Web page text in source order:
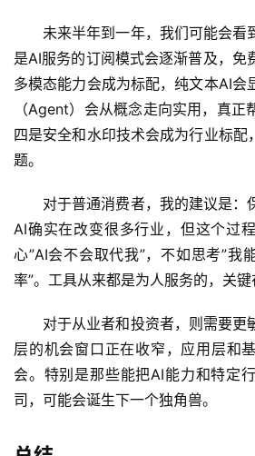
未来半年到一年，我们可能会看
是AI服务的订阅模式会逐渐普及，免
多模态能力会成为标配，纯文本AI会
（Agent）会从概念走向实用，真正
四是安全和水印技术会成为行业标配
题。
对于普通消费者，我的建议是：
AI确实在改变很多行业，但这个过
心”AI会不会取代我”，不如思考”我
率”。工具从来都是为人服务的，关键
对于从业者和投资者，则需要更
层的机会窗口正在收窄，应用层和
会。特别是那些能把AI能力和特定
司，可能会诞生下一个独角兽。